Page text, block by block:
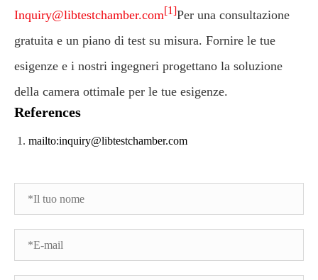
Inquiry@libtestchamber.com[1]Per una consultazione
gratuita e un piano di test su misura. Fornire le tue
esigenze e i nostri ingegneri progettano la soluzione
della camera ottimale per le tue esigenze.
References
mailto:inquiry@libtestchamber.com